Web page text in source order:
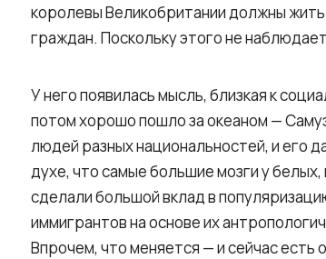
королевы Великобритании должны
граждан. Поскольку этого не
У него появилась мысль, близкая к
потом хорошо пошло за океаном —
людей разных национальностей, и его
духе, что самые большие мозги у
сделали большой вклад в
иммигрантов на основе их
Впрочем, что меняется — и сейчас